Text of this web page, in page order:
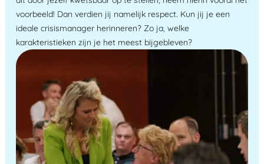
voorbeeld! Dan verdien jij namelijk respect. Kun jij je een
ideale crisismanager herinneren? Zo ja, welke
karakteristieken zijn je het meest bijgebleven?